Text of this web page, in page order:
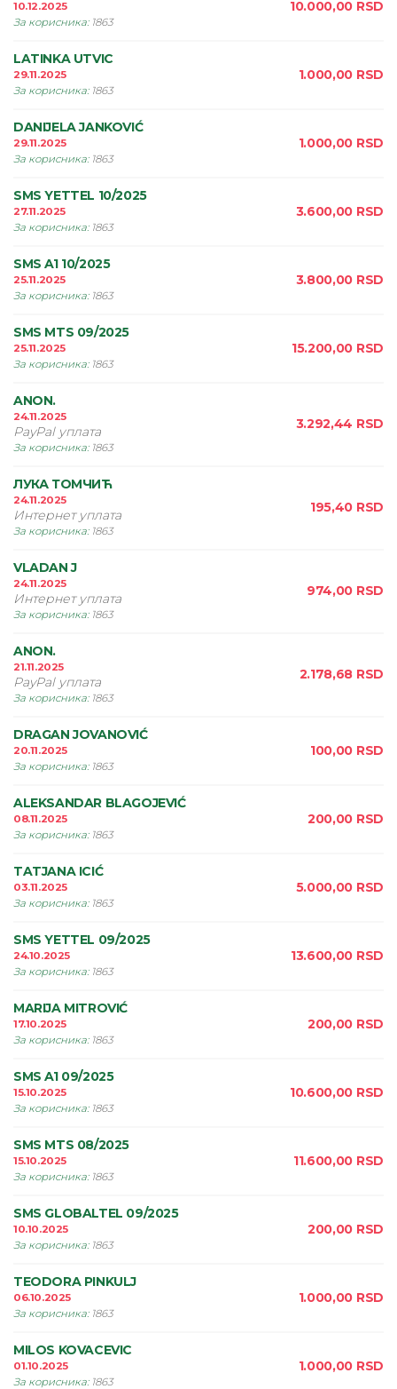
10.12.2025
За корисника: 1863
10.000,00 RSD
LATINKA UTVIC
29.11.2025
За корисника: 1863
1.000,00 RSD
DANIJELA JANKOVIĆ
29.11.2025
За корисника: 1863
1.000,00 RSD
SMS YETTEL 10/2025
27.11.2025
За корисника: 1863
3.600,00 RSD
SMS A1 10/2025
25.11.2025
За корисника: 1863
3.800,00 RSD
SMS MTS 09/2025
25.11.2025
За корисника: 1863
15.200,00 RSD
ANON.
24.11.2025
PayPal уплата
За корисника: 1863
3.292,44 RSD
ЛУКА ТОМЧИЋ
24.11.2025
Интернет уплата
За корисника: 1863
195,40 RSD
VLADAN J
24.11.2025
Интернет уплата
За корисника: 1863
974,00 RSD
ANON.
21.11.2025
PayPal уплата
За корисника: 1863
2.178,68 RSD
DRAGAN JOVANOVIĆ
20.11.2025
За корисника: 1863
100,00 RSD
ALEKSANDAR BLAGOJEVIĆ
08.11.2025
За корисника: 1863
200,00 RSD
TATJANA ICIĆ
03.11.2025
За корисника: 1863
5.000,00 RSD
SMS YETTEL 09/2025
24.10.2025
За корисника: 1863
13.600,00 RSD
MARIJA MITROVIĆ
17.10.2025
За корисника: 1863
200,00 RSD
SMS A1 09/2025
15.10.2025
За корисника: 1863
10.600,00 RSD
SMS MTS 08/2025
15.10.2025
За корисника: 1863
11.600,00 RSD
SMS GLOBALTEL 09/2025
10.10.2025
За корисника: 1863
200,00 RSD
TEODORA PINKULJ
06.10.2025
За корисника: 1863
1.000,00 RSD
MILOS KOVACEVIC
01.10.2025
За корисника: 1863
1.000,00 RSD